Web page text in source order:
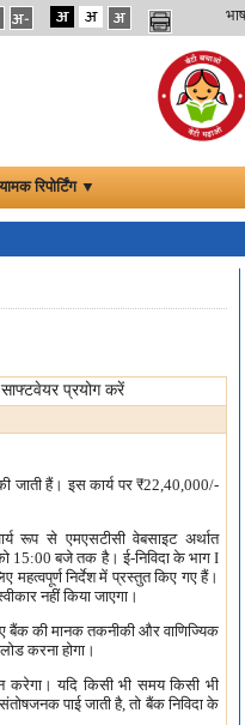
रिपोर्टिंग ▼
प्रयोग करें
जाती हैं। इस कार्य पर ₹22,40,000/-
रूप से एमएसटीसी वेबसाइट अर्थात
15:00 बजे तक है। ई-निविदा के भाग I
महत्वपूर्ण निर्देश में प्रस्तुत किए गए हैं।
नहीं किया जाएगा।
बैंक की मानक तकनीकी और वाणिज्यिक
करना होगा।
करेगा। यदि किसी भी समय किसी भी
पाई जाती है, तो बैंक निविदा के